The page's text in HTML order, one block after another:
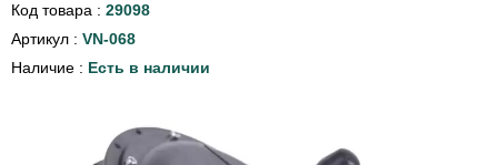
Код товара : 29098
Артикул : VN-068
Наличие : Есть в наличии